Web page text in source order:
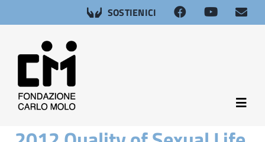
al
contenuto
SOSTIENICI